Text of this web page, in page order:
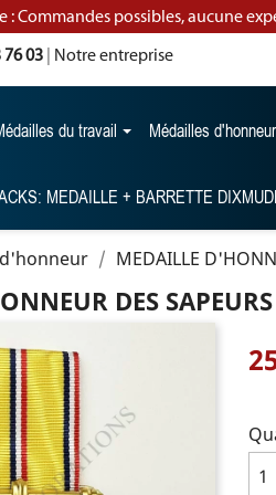
: Commandes possibles, aucune
76 03 | Notre entreprise
du travail Médailles d'honneur
MEDAILLE + BARRETTE
MEDAILLE
DES